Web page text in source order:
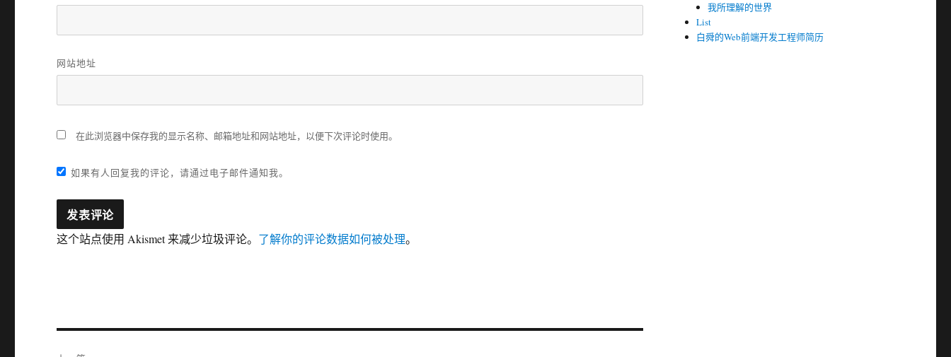
网站地址
在此浏览器中保存我的显示名称、邮箱地址和网站地址，以便下次评论时使用。
如果有人回复我的评论，请通过电子邮件通知我。
这个站点使用 Akismet 来减少垃圾评论。 了解你的评论数据如何被处理。
我所理解的世界
List
白舜的Web前端开发工程师简历